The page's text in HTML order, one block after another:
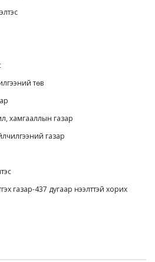
төв
хамгааллын газар
газар
газар-437 дугаар нээлттэй хорих